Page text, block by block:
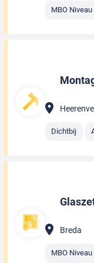
MBO Niveau
Dichtbij
Breda
MBO Niveau